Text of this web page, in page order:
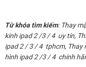
Từ khóa tìm kiếm: Thay
kính ipad 2 /3 / 4 uy tín,
ipad 2 / 3 / 4 tphcm, Thay
hình ipad 2 /3 / 4 chính